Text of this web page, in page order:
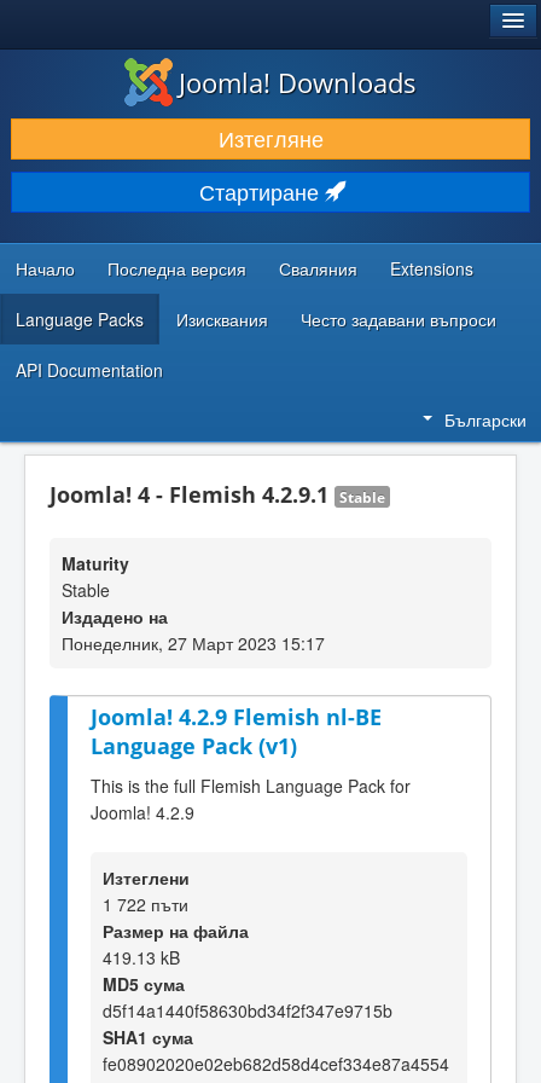
ИЗТЕГЛЯНЕ & РАЗШИРЯВАНЕ
ОТКРИВАЙТЕ & УЧЕТЕ
ОБЩНОСТ & ПОДДРЪЖКА
РЕСУРСИ ЗА РАЗРАБОТКА
Joomla! Downloads
Изтегляне
Стартиране
Начало Последна версия Сваляния Extensions
Language Packs Изисквания Често задавани въпроси
API Documentation
Български
Joomla! 4 - Flemish 4.2.9.1 Stable
Maturity
Stable
Издадено на
Понеделник, 27 Март 2023 15:17
Joomla! 4.2.9 Flemish nl-BE
Language Pack (v1)
This is the full Flemish Language Pack for
Joomla! 4.2.9
Изтеглени
1 722 пъти
Размер на файла
419.13 kB
MD5 сума
d5f14a1440f58630bd34f2f347e9715b
SHA1 сума
fe08902020e02eb682d58d4cef334e87a4554